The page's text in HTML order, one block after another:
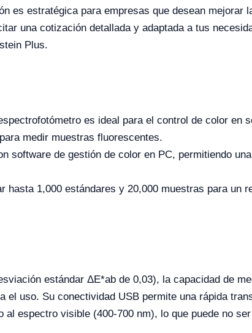
es estratégica para empresas que desean mejorar
una cotización detallada y adaptada a tus
Plus.
es ideal para el control de color en
medir muestras fluorescentes.
software de gestión de color en PC, permitiendo
hasta 1,000 estándares y 20,000 muestras para un
estándar ΔE*ab de 0,03), la capacidad de
uso. Su conectividad USB permite una rápida
espectro visible (400-700 nm), lo que puede no